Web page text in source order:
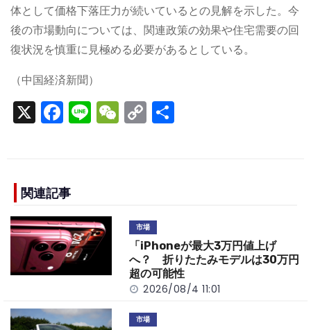
体として価格下落圧力が続いているとの見解を示した。今
後の市場動向については、関連政策の効果や住宅需要の回
復状況を慎重に見極める必要があるとしている。
（中国経済新聞）
X F
a
e
b
o
o
k
Li
n
W
e
C
o
n
k
関連記事
市場
「iPhoneが最大3万円値上げ
へ？ 折りたたみモデルは30万円
超の可能性
2026/08/4 11:01
市場